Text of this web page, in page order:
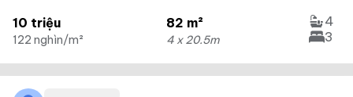
10 triệu
122 nghìn/m²
82 m²
4 x 20.5m
4
3